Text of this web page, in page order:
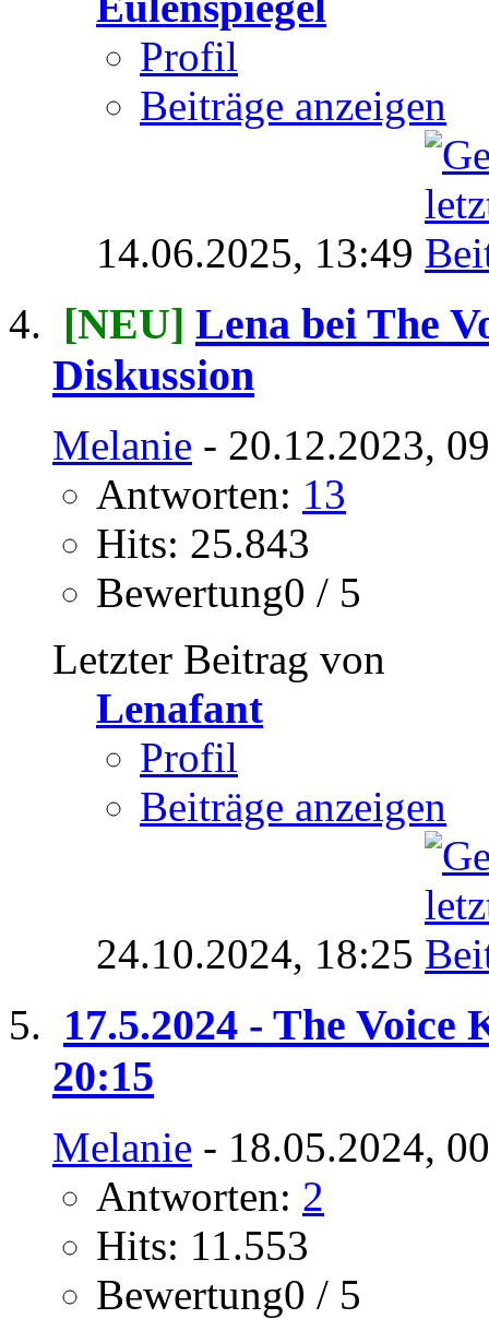
Profil
Beiträge anzeigen
14.06.2025, 13:49
[NEU] Lena bei The
Diskussion
Melanie - 20.12.2023,
Antworten: 13
Hits: 25.843
Bewertung0 / 5
Letzter Beitrag von
Lenafant
Profil
Beiträge anzeigen
24.10.2024, 18:25
17.5.2024 - The Voice
20:15
Melanie - 18.05.2024,
Antworten: 2
Hits: 11.553
Bewertung0 / 5